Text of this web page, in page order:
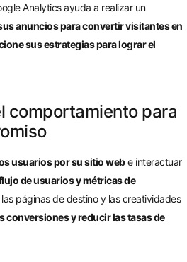
Analytics ayuda a realizar un
anuncios para convertir visitantes en
sus estrategias para lograr el
comportamiento para
usuarios por su sitio webe interactuar
de usuarios y métricas de
páginas de destino y las creatividades
conversiones y reducir las tasas de